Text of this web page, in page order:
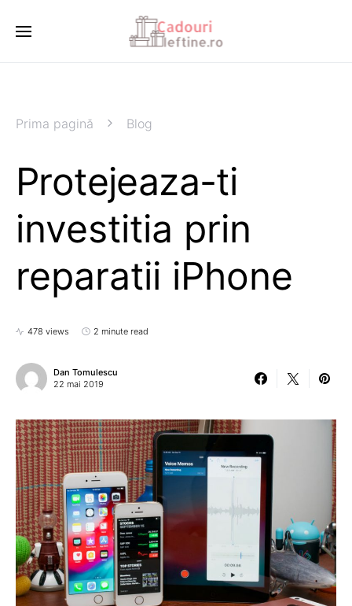
Prima pagină Blog
Protejeaza-ti
investitia prin
reparatii iPhone
478 views 2 minute read
Dan Tomulescu
22 mai 2019